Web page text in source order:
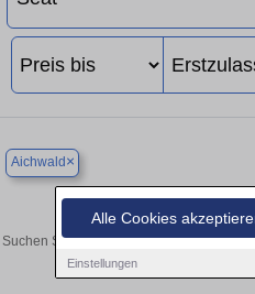
Alle Cookies
Einstellungen
Aichwald ×
Suchen Sie in Aichwald einen Seat Exeo